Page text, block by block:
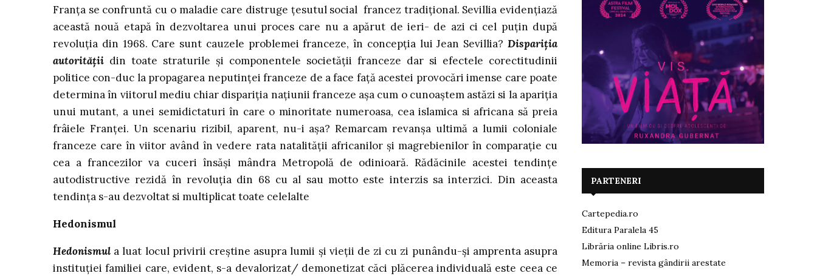
Franţa se confruntă cu o maladie care distruge ţesutul social francez tradiţional. Sevillia evidenţiază
această nouă etapă în dezvoltarea unui proces care nu a apărut de ieri- de azi ci cel puţin după
revoluţia din 1968. Care sunt cauzele problemei franceze, în concepţia lui Jean Sevillia? Dispariţia
autorităţii din toate straturile şi componentele societăţii franceze dar si efectele corectitudinii
politice con-duc la propagarea neputinţei franceze de a face faţă acestei provocări imense care poate
determina în viitorul mediu chiar dispariţia naţiunii franceze aşa cum o cunoaştem astăzi si la apariţia
unui mutant, a unei semidictaturi în care o minoritate numeroasa, cea islamica si africana să preia
frâiele Franţei. Un scenariu rizibil, aparent, nu-i aşa? Remarcam revanşa ultimă a lumii coloniale
franceze care în viitor având în vedere rata natalităţii africanilor şi magrebienilor în comparaţie cu
cea a francezilor va cuceri însăşi mândra Metropolă de odinioară. Rădăcinile acestei tendinţe
autodistructive rezidă în revoluţia din 68 cu al sau motto este interzis sa interzici. Din aceasta
tendinţa s-au dezvoltat si multiplicat toate celelalte
Hedonismul
Hedonismul a luat locul privirii creştine asupra lumii şi vieţii de zi cu zi punându-şi amprenta asupra
instituţiei familiei care, evident, s-a devalorizat/ demonetizat căci plăcerea individuală este ceea ce
PARTENERI
Cartepedia.ro
Editura Paralela 45
Librăria online Libris.ro
Memoria – revista gândirii arestate